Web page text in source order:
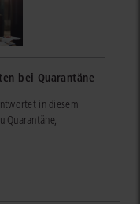
bei Quarantäne
in diesem
Quarantäne,